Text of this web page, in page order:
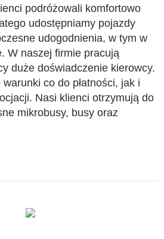
podróżowali komfortowo
udostępniamy pojazdy
udogodnienia, w tym w
W naszej firmie pracują
duże doświadczenie kierowcy.
co do płatności, jak i
Nasi klienci otrzymują do
mikrobusy, busy oraz